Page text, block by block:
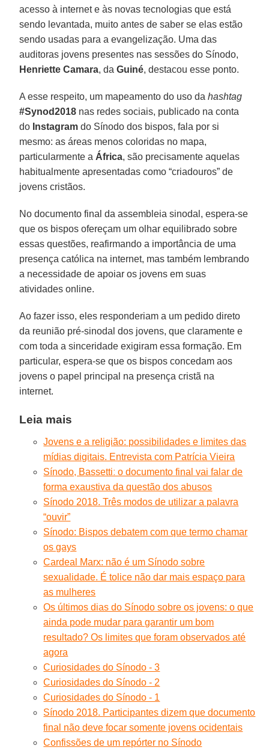
acesso à internet e às novas tecnologias que está
sendo levantada, muito antes de saber se elas estão
sendo usadas para a evangelização. Uma das
auditoras jovens presentes nas sessões do Sínodo,
Henriette Camara, daGuiné, destacou esse ponto.
A esse respeito, um mapeamento do uso dahashtag
#Synod2018 nas redes sociais, publicado na conta
do Instagram do Sínodo dos bispos, fala por si
mesmo: as áreas menos coloridas no mapa,
particularmente a África, são precisamente aquelas
habitualmente apresentadas como “criadouros” de
jovens cristãos.
No documento final da assembleia sinodal, espera-se
que os bispos ofereçam um olhar equilibrado sobre
essas questões, reafirmando a importância de uma
presença católica na internet, mas também lembrando
a necessidade de apoiar os jovens em suas
atividades online.
Ao fazer isso, eles responderiam a um pedido direto
da reunião pré-sinodal dos jovens, que claramente e
com toda a sinceridade exigiram essa formação. Em
particular, espera-se que os bispos concedam aos
jovens o papel principal na presença cristã na
internet.
Leia mais
Jovens e a religião: possibilidades e limites das
mídias digitais. Entrevista com Patrícia Vieira
Sínodo, Bassettiː o documento final vai falar de
forma exaustiva da questão dos abusos
Sínodo 2018. Três modos de utilizar a palavra
“ouvir”
Sínodo: Bispos debatem com que termo chamar
os gays
Cardeal Marx: não é um Sínodo sobre
sexualidade. É tolice não dar mais espaço para
as mulheres
Os últimos dias do Sínodo sobre os jovens: o que
ainda pode mudar para garantir um bom
resultado? Os limites que foram observados até
agora
Curiosidades do Sínodo - 3
Curiosidades do Sínodo - 2
Curiosidades do Sínodo - 1
Sínodo 2018. Participantes dizem que documento
final não deve focar somente jovens ocidentais
Confissões de um repórter no Sínodo